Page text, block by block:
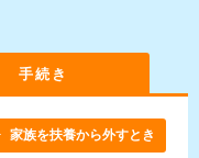
手続き
家族を扶養から外すとき